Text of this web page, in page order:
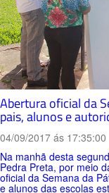
Abertura oficial da
pais, alunos e
04/09/2017 ás 17:35:00
Na manhã desta
Pedra Preta, por meio
oficial da Semana da
e alunos das escolas